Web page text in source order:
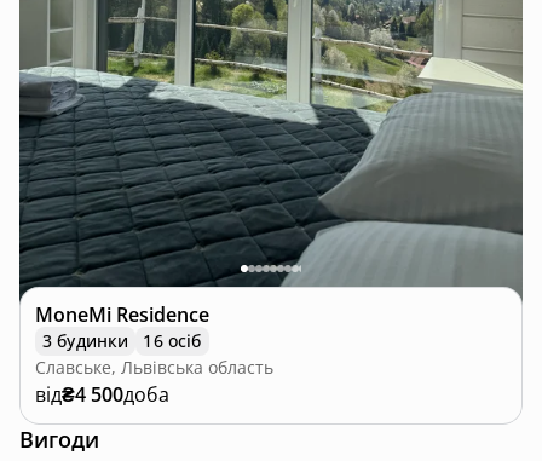
MoneMi Residence
3 будинки
16 осіб
Славське, Львівська область
від₴4 500доба
Вигоди